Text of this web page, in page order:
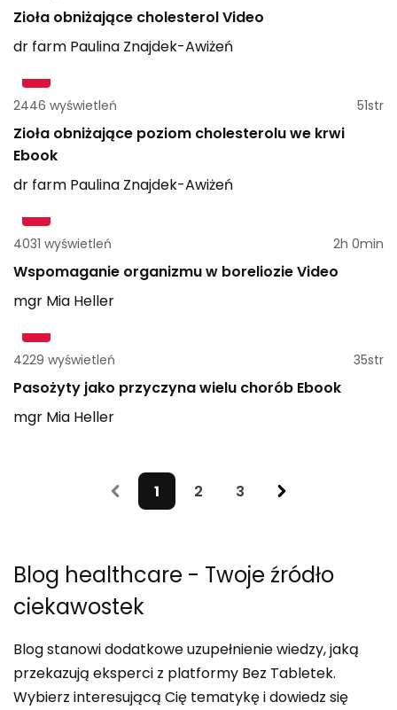
Zioła obniżające cholesterol Video
dr farm Paulina Znajdek-Awiżeń
2446 wyświetleń 51str
Zioła obniżające poziom cholesterolu we krwi
Ebook
dr farm Paulina Znajdek-Awiżeń
4031 wyświetleń 2h 0min
Wspomaganie organizmu w boreliozie Video
mgr Mia Heller
4229 wyświetleń 35str
Pasożyty jako przyczyna wielu chorób Ebook
mgr Mia Heller
1 2 3
Blog healthcare - Twoje źródło
ciekawostek
Blog stanowi dodatkowe uzupełnienie wiedzy, jaką
przekazują eksperci z platformy Bez Tabletek.
Wybierz interesującą Cię tematykę i dowiedz się